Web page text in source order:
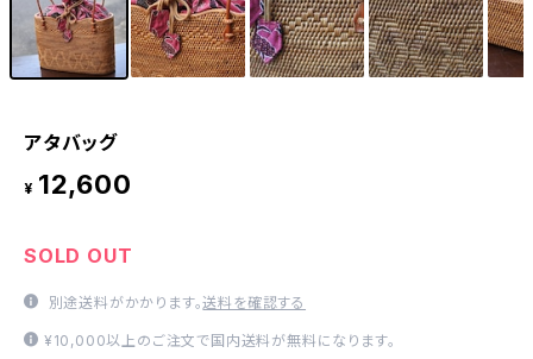
アタバッグ
¥ 12,600
SOLD OUT
別途送料がかかります。送料を確認する
¥10,000以上のご注文で国内送料が無料になります。